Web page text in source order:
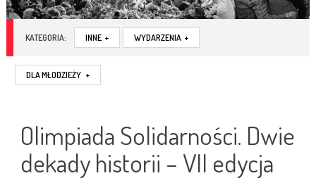
KATEGORIA: INNE + WYDARZENIA +
DLA MŁODZIEŻY +
Olimpiada Solidarności. Dwie
dekady historii – VII edycja